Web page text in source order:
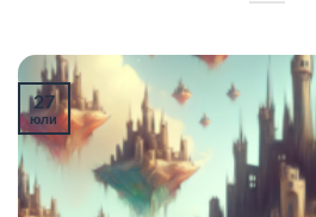
27
юли